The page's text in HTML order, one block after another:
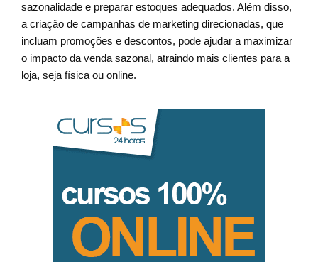
sazonalidade e preparar estoques adequados. Além disso,
a criação de campanhas de marketing direcionadas, que
incluam promoções e descontos, pode ajudar a maximizar
o impacto da venda sazonal, atraindo mais clientes para a
loja, seja física ou online.